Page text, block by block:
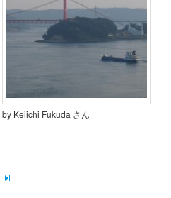
by Keiichi Fukuda さん